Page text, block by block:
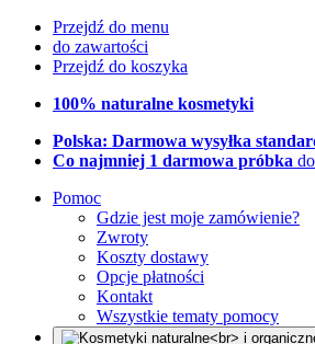
Przejdź do menu
do zawartości
Przejdź do koszyka
100% naturalne kosmetyki
Polska: Darmowa wysyłka
Co najmniej 1 darmowa próbka
Pomoc
Gdzie jest moje zamówienie?
Zwroty
Koszty dostawy
Opcje płatności
Kontakt
Wszystkie tematy pomocy